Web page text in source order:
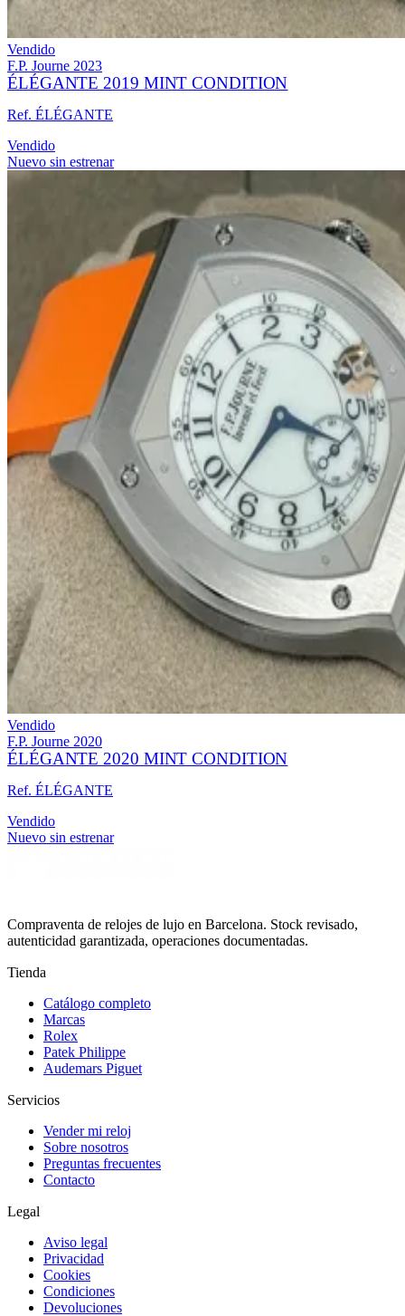
Vendido
F.P. Journe 2023
ÉLÉGANTE 2019 MINT CONDITION
Ref. ÉLÉGANTE
Vendido
Nuevo sin estrenar
Vendido
F.P. Journe 2020
ÉLÉGANTE 2020 MINT CONDITION
Ref. ÉLÉGANTE
Vendido
Nuevo sin estrenar
Compraventa de relojes de lujo en Barcelona. Stock revisado,
autenticidad garantizada, operaciones documentadas.
Tienda
Catálogo completo
Marcas
Rolex
Patek Philippe
Audemars Piguet
Servicios
Vender mi reloj
Sobre nosotros
Preguntas frecuentes
Contacto
Legal
Aviso legal
Privacidad
Cookies
Condiciones
Devoluciones